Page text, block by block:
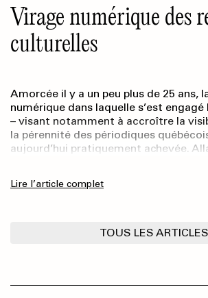
TOUS LES ARTICLES
Virage numérique des
culturelles
Amorcée il y a un peu plus de 25 ans,
numérique dans laquelle s’est
– visant notamment à accroître la
la pérennité des périodiques
aujourd’hui pratiquement achevée.
revues en libre accès, toutes les
Lire l’article complet